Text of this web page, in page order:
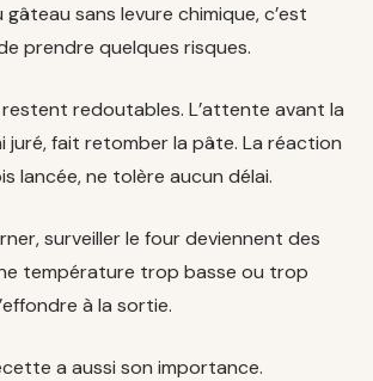
sans levure chimique, c’est
prendre quelques risques.
redoutables. L’attente avant la
juré, fait retomber la pâte. La réaction
lancée, ne tolère aucun délai.
surveiller le four deviennent des
température trop basse ou trop
à la sortie.
a aussi son importance.